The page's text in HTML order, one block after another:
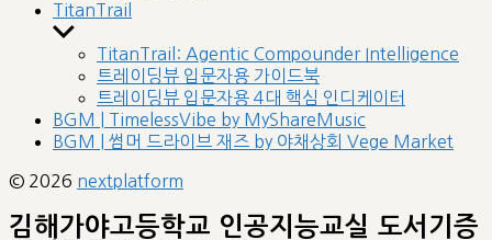
TitanTrail
Show
sub
menu
TitanTrail: Agentic Compounder Intelligence
트레이딩뷰 입문자용 가이드북
트레이딩뷰 입문자용 4대 핵심 인디케이터
BGM | TimelessVibe by MyShareMusic
BGM | 썸머 드라이브 재즈 by 야채상회 Vege Market
© 2026 nextplatform
김해가야고등학교 인공지능교실 도서기증